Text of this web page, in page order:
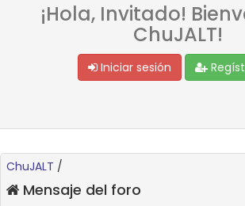
¡Hola, Invitado!
ChuJALT!
Iniciar sesión
ChuJALT /
Mensaje del foro